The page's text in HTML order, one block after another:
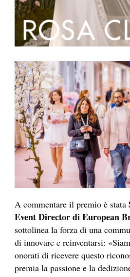
A commentare il premio è stata
Event Director di European
sottolinea la forza di una
di innovare e reinventarsi:
onorati di ricevere questo
premia la passione e la